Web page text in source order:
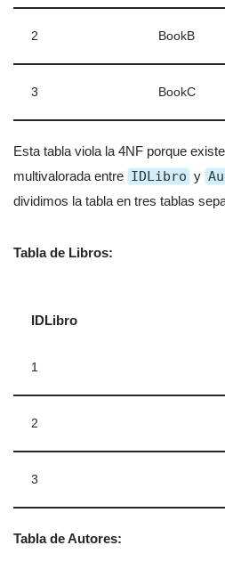
2 BookB
3 BookC
Esta tabla viola la 4NF porque
multivalorada entre IDLibro y
dividimos la tabla en tres tablas
Tabla de Libros:
IDLibro
1
2
3
Tabla de Autores: